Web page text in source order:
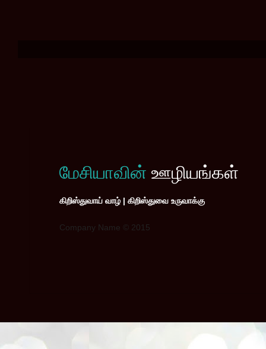
மேசியாவின் ஊழியங்கள்
கிறிஸ்துவாய் வாழ் | கிறிஸ்துவை உருவாக்கு
Company Name © 2015